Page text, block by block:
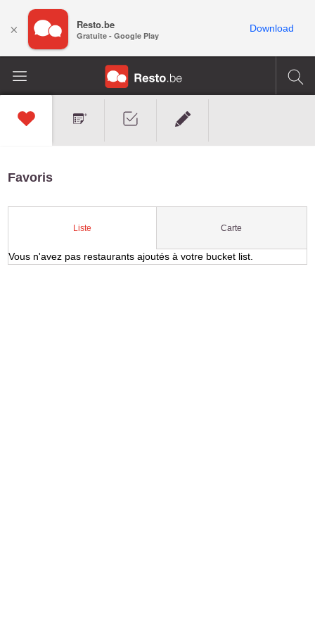
Favoris
Liste Carte
Vous n'avez pas restaurants ajoutés à votre bucket list.
× Resto.be
Gratuite - Google Play
Download